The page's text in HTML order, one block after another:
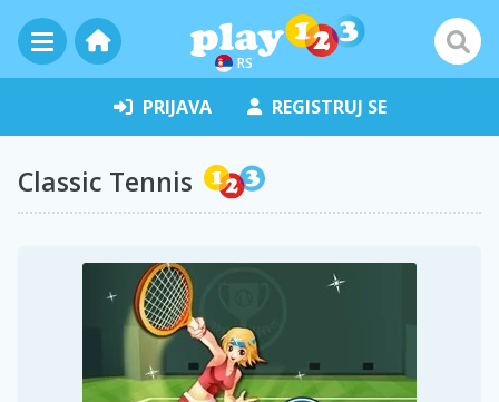
RS
PRIJAVA REGISTRUJ SE
Classic Tennis